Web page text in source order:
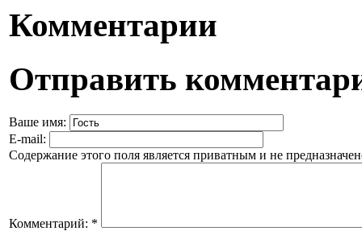
Комментарии
Отправить
Ваше имя:
E-mail:
Содержание этого поля является приватным и не
Комментарий: *